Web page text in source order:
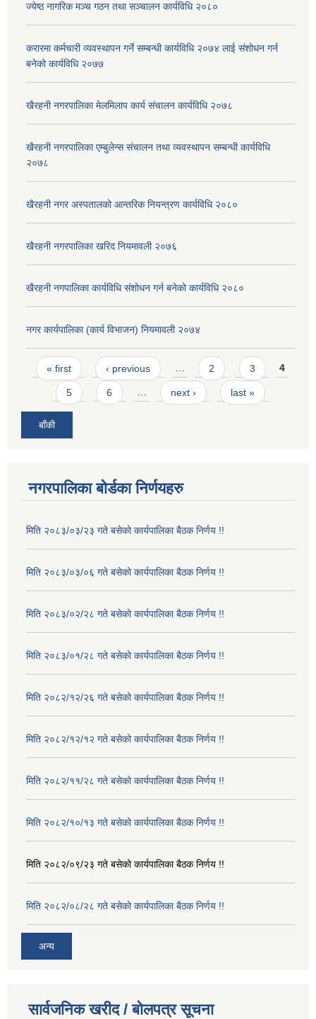
ज्येष्ठ नागरिक मञ्च गठन तथा सञ्चालन कार्यविधि २०८०
करारमा कर्मचारी व्यवस्थापन गर्ने सम्बन्धी कार्यविधि २०७४ लाई संशोधन गर्न
बनेको कार्यविधि २०७७
खैरहनी नगरपालिका मेलमिलाप कार्य संचालन कार्यविधि २०७८
खैरहनी नगरपालिका एम्बुलेन्स संचालन तथा व्यवस्थापन सम्बन्धी कार्यविधि
२०७८
खैरहनी नगर अस्पतालको आन्तरिक नियन्त्रण कार्यविधि २०८०
खैरहनी नगरपालिका खरिद नियमावली २०७६
खैरहनी नगपालिका कार्यविधि संशोधन गर्न बनेको कार्यविधि २०८०
नगर कार्यपालिका (कार्य विभाजन) नियमावली २०७४
Pages
« first ‹ previous … 2 3 4
5 6 … next › last »
बाँकी
नगरपालिका बोर्डका निर्णयहरु
मिति २०८३/०३/२३ गते बसेको कार्यपालिका बैठक निर्णय !!
मिति २०८३/०३/०६ गते बसेको कार्यपालिका बैठक निर्णय !!
मिति २०८३/०२/२८ गते बसेको कार्यपालिका बैठक निर्णय !!
मिति २०८३/०१/२८ गते बसेको कार्यपालिका बैठक निर्णय !!
मिति २०८२/१२/२६ गते बसेको कार्यपालिका बैठक निर्णय !!
मिति २०८२/१२/१२ गते बसेको कार्यपालिका बैठक निर्णय !!
मिति २०८२/११/२८ गते बसेको कार्यपालिका बैठक निर्णय !!
मिति २०८२/१०/१३ गते बसेको कार्यपालिका बैठक निर्णय !!
मिति २०८२/०९/२३ गते बसेको कार्यपालिका बैठक निर्णय !!
मिति २०८२/०८/२८ गते बसेको कार्यपालिका बैठक निर्णय !!
अन्य
सार्वजनिक खरीद / बोलपत्र सूचना